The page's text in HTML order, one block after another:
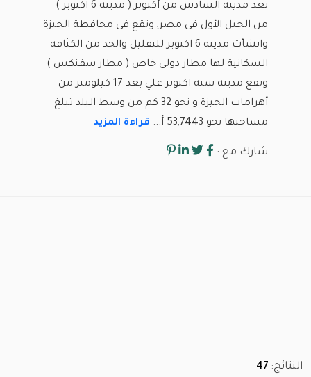
تعد مدينة السادس من أكتوبر ( مدينة 6 اكتوبر )
من الجيل الأول في مصر, وتقع في محافظة الجيزة
وانشأت مدينة 6 اكتوبر للتقليل والحد من الكثافة
السكانية لها مطار دولي خاص ( مطار سفنكس )
وتقع مدينة ستة اكتوبر علي بعد 17 كيلومتر من
أهرامات الجيزة و نحو 32 كم من وسط البلد تبلغ
مساحتها نحو 53,7443 أ...
قراءة المزيد
شارك مع :
النتائج: 47